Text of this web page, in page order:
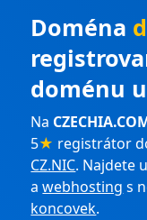
Doména
doménu
Na
5★ registrátor
CZ.NIC. Najdete
awebhosting s
koncovek.